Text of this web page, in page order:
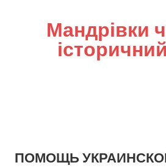
Мандрівки
ПОМОЩЬ